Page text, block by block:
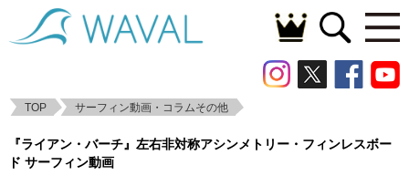
TOP サーフィン動画・コラムその他
トリー・フィンレスボード サーフィン動画
『ライアン・バーチ』左右非対称アシンメトリー・フィンレスボー
ド サーフィン動画